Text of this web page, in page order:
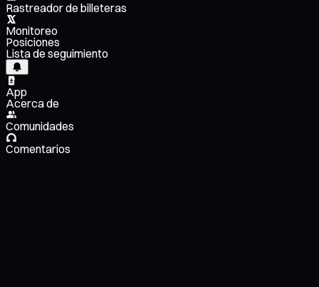
Rastreador de billeteras
Monitoreo
Posiciones
Lista de seguimiento
App
Acerca de
Comunidades
Comentarios